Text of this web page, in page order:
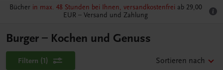
Bücher in max. 48 Stunden bei Ihnen, versandkostenfrei ab 29,00
EUR – Versand und Zahlung
Burger – Kochen und Genuss
Filtern (1) Sortieren nach